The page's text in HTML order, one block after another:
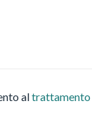
altrattamento